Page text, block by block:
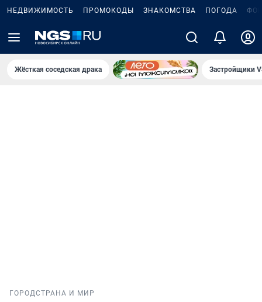
НЕДВИЖИМОСТЬ ПРОМОКОДЫ ЗНАКОМСТВА ПОГОДА
Жёсткая соседская драка Застройщики
ГОРОДСТРАНА И МИР